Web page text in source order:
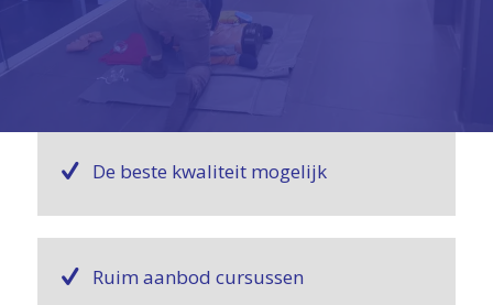
De beste kwaliteit mogelijk
Ruim aanbod cursussen